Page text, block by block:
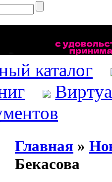
каталог
Главная »
Бекасова